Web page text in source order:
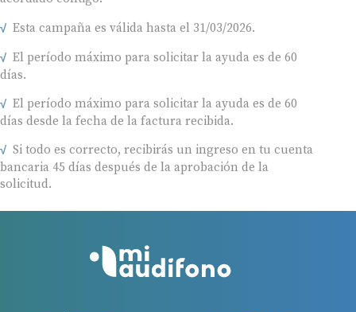
Esta campaña es válida hasta el 31/03/2026.
El período máximo para solicitar la ayuda es de 60
días.
El período máximo para solicitar la ayuda es de 60
días desde la fecha de la factura recibida.
Si todo es correcto, recibirás un ingreso en tu cuenta
bancaria 45 días después de la aprobación de la
solicitud.